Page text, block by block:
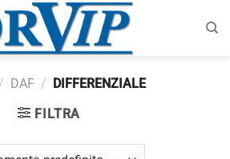
/ DAF / DIFFERENZIALE
FILTRA